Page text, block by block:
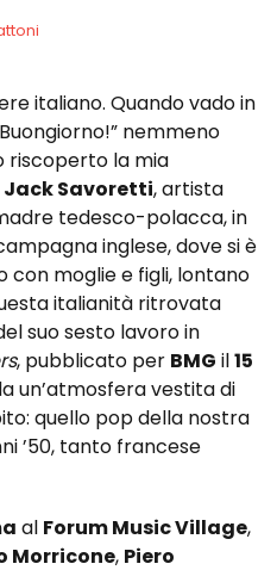
italiano. Quando vado in
nemmeno
riscoperto la mia
Jack Savoretti, artista
tedesco-polacca, in
inglese, dove si è
moglie e figli, lontano
italianità ritrovata
suo sesto lavoro in
, pubblicato per BMG il15
un’atmosfera vestita di
quello pop della nostra
’50, tanto francese
al Forum Music Village,
Morricone, Piero